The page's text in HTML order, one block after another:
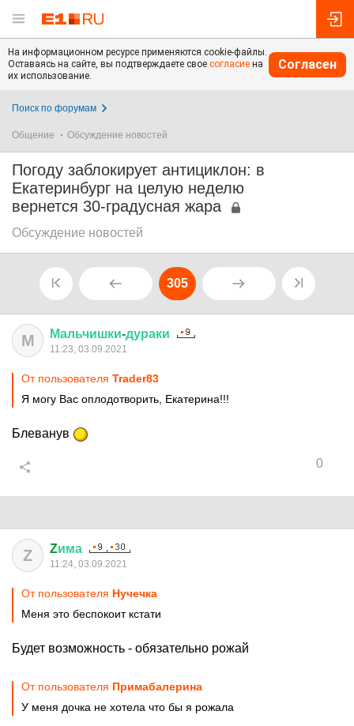
На информационном ресурсе применяются cookie-файлы.
Оставаясь на сайте, вы подтверждаете свое согласие на
их использование.
Согласен
Поиск по форумам
Общение Обсуждение новостей
Погоду заблокирует антициклон: в
Екатеринбург на целую неделю
вернется 30-градусная жара
Обсуждение новостей
305
М Мальчишки-дураки
11:23, 03.09.2021
От пользователя Trader83
Я могу Вас оплодотворить, Екатерина!!!
Блеванув
0
Z Zима
11:24, 03.09.2021
От пользователя Нучечка
Меня это беспокоит кстати
Будет возможность - обязательно рожай
От пользователя Примaбaлерина
У меня дочка не хотела что бы я рожала